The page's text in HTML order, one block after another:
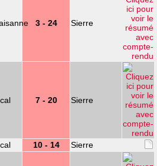
3 - 24 Sierre
7 - 20 Sierre
10 - 14 Sierre